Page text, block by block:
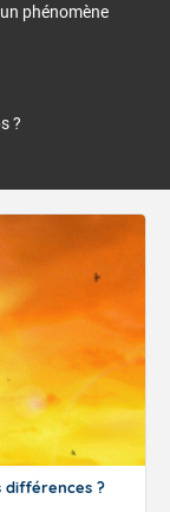
phénomène
?
différences ?